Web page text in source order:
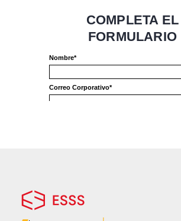
vez más eficientes y que
nuevas demandas del mercado,
procesos de desarrollo de los
constantemente.
Descubra como las empresas
utilizando estas herramientas